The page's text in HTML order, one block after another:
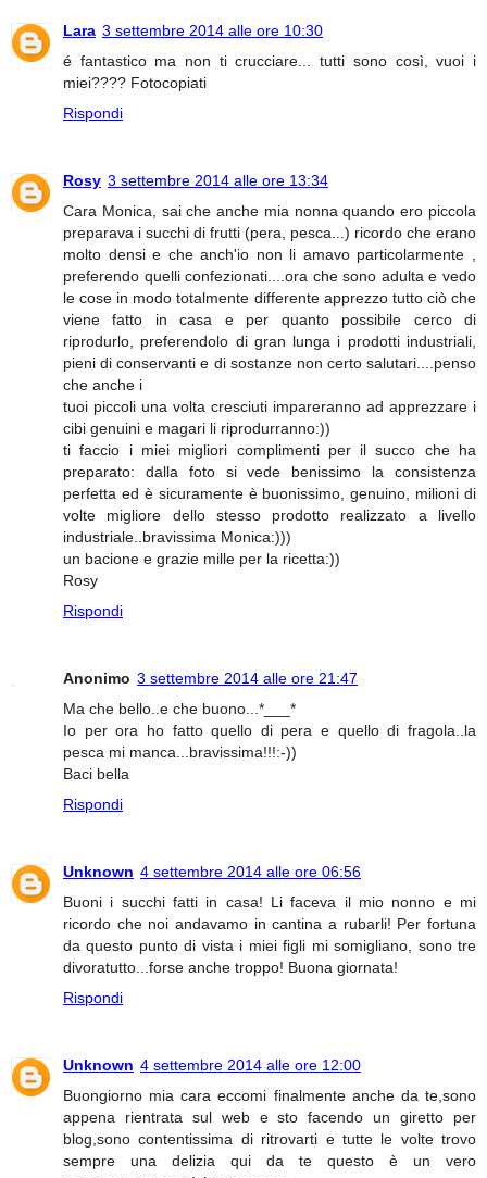
Lara 3 settembre 2014 alle ore 10:30
é fantastico ma non ti crucciare... tutti sono così, vuoi i
miei???? Fotocopiati
Rispondi
Rosy 3 settembre 2014 alle ore 13:34
Cara Monica, sai che anche mia nonna quando ero piccola
preparava i succhi di frutti (pera, pesca...) ricordo che erano
molto densi e che anch'io non li amavo particolarmente ,
preferendo quelli confezionati....ora che sono adulta e vedo
le cose in modo totalmente differente apprezzo tutto ciò che
viene fatto in casa e per quanto possibile cerco di
riprodurlo, preferendolo di gran lunga i prodotti industriali,
pieni di conservanti e di sostanze non certo salutari....penso
che anche i
tuoi piccoli una volta cresciuti impareranno ad apprezzare i
cibi genuini e magari li riprodurranno:))
ti faccio i miei migliori complimenti per il succo che ha
preparato: dalla foto si vede benissimo la consistenza
perfetta ed è sicuramente è buonissimo, genuino, milioni di
volte migliore dello stesso prodotto realizzato a livello
industriale..bravissima Monica:)))
un bacione e grazie mille per la ricetta:))
Rosy
Rispondi
Anonimo 3 settembre 2014 alle ore 21:47
Ma che bello..e che buono...*___*
Io per ora ho fatto quello di pera e quello di fragola..la
pesca mi manca...bravissima!!!:-))
Baci bella
Rispondi
Unknown 4 settembre 2014 alle ore 06:56
Buoni i succhi fatti in casa! Li faceva il mio nonno e mi
ricordo che noi andavamo in cantina a rubarli! Per fortuna
da questo punto di vista i miei figli mi somigliano, sono tre
divoratutto...forse anche troppo! Buona giornata!
Rispondi
Unknown 4 settembre 2014 alle ore 12:00
Buongiorno mia cara eccomi finalmente anche da te,sono
appena rientrata sul web e sto facendo un giretto per
blog,sono contentissima di ritrovarti e tutte le volte trovo
sempre una delizia qui da te questo è un vero